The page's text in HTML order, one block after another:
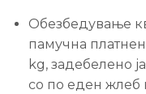
Обезбедување
памучна
kg, задебелено
со по еден жлеб